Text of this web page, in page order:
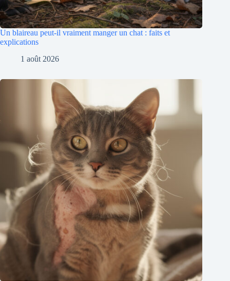
Un blaireau peut-il vraiment manger un chat : faits et
explications
1 août 2026